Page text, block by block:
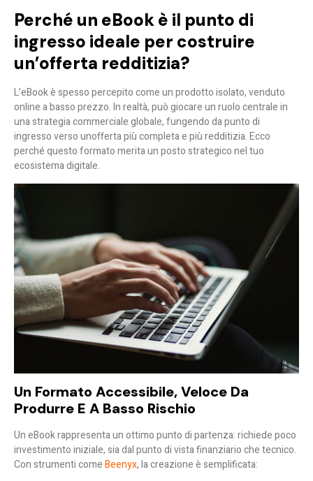
Perché un eBook è il punto di
ingresso ideale per costruire
un’offerta redditizia?
L’eBook è spesso percepito come un prodotto isolato, venduto
online a basso prezzo. In realtà, può giocare un ruolo centrale in
una strategia commerciale globale, fungendo da punto di
ingresso verso unofferta più completa e più redditizia. Ecco
perché questo formato merita un posto strategico nel tuo
ecosistema digitale.
Un Formato Accessibile, Veloce Da
Produrre E A Basso Rischio
Un eBook rappresenta un ottimo punto di partenza: richiede poco
investimento iniziale, sia dal punto di vista finanziario che tecnico.
Con strumenti comeBeenyx, la creazione è semplificata: